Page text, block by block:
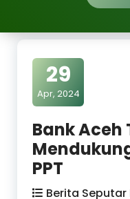
29
Apr, 2024
Bank Aceh
PPT
Berita Seputar